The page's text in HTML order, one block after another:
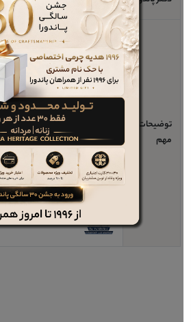
توضیحات
مهم
صندلهای سواس با رعایت
های طبی منحصر بفرد <دکتر
دارای زیره های بسیار سبک و
طبیعی،مناسب برای استفاده
و پیاده وری بوده و ویژگی های خاص
همچنین زانو را کاهش داده و در
مانع ایجاد کمردرد یا درد در
سواس زیر مجموعه تولیدات پاندورا
بوده و با استفاده از بهترین مواد
ساخته و در شعب و سایت پاندورا
عرضه می گردد.برای خرید این